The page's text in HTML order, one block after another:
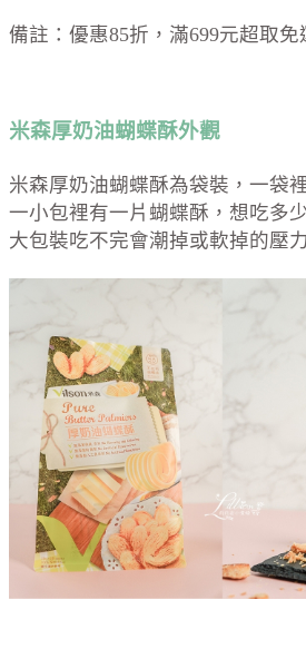
備註：優惠85折，滿699元超取免
米森厚奶油蝴蝶酥外觀
米森厚奶油蝴蝶酥為袋裝，一袋
一小包裡有一片蝴蝶酥，想吃多
大包裝吃不完會潮掉或軟掉的壓